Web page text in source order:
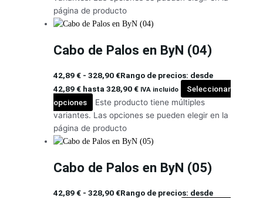
página de producto
Cabo de Palos en ByN (04)
42,89€ - 328,90€Rango de precios: desde
42,89 € hasta 328,90 € IVA incluido
Seleccionar
opciones
Este producto tiene múltiples
variantes. Las opciones se pueden elegir en la
página de producto
Cabo de Palos en ByN (05)
42,89€ - 328,90€Rango de precios: desde